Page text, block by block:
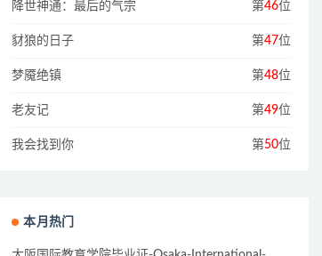
降世神通：最后的气宗 第46位
豺狼的日子 第47位
梦魇绝镇 第48位
老友记 第49位
我会找到你 第50位
本月热门